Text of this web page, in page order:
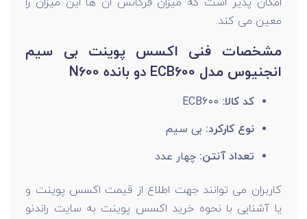
معین می کند.
مشخصات فنی اکسس پوینت بی سیم
انجنیوس مدل ECB600 دو بانده N600
کد کالا:
نوع کارکرد: بی سیم
تعداد آنتن: چهار عدد
کاربران می توانند جهت اطلاع از قیمت اکسس پوینت و
یا آشنایی با نحوه خرید اکسس پوینت به سایت راندنو